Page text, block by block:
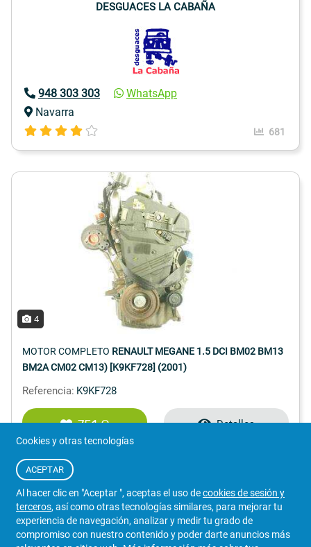
DESGUACES LA CABAÑA
948 303 303
WhatsApp
Navarra
681
4
MOTOR COMPLETO RENAULT MEGANE 1.5 DCI BM02 BM13
BM2A CM02 CM13) [K9KF728] (2001)
Referencia: K9KF728
751 €
Iva Incluido
Detalles
DESGUACES LA CABAÑA
Cookies y otras tecnologías
ACEPTAR
Al hacer clic en "Aceptar ", aceptas el uso decookies de sesión y
terceros, así como otras tecnologías similares, para mejorar tu
experiencia de navegación, analizar y medir tu grado de
compromiso con nuestro contenido y poder darte anuncios más